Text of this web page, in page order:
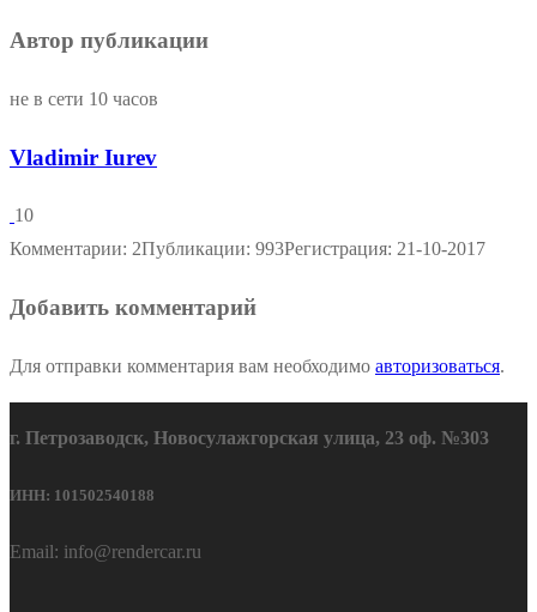
Автор публикации
не в сети 10 часов
Vladimir Iurev
10
Комментарии: 2Публикации: 993Регистрация: 21-10-2017
Добавить комментарий
Для отправки комментария вам необходимо авторизоваться.
г. Петрозаводск, Новосулажгорская улица, 23 оф. №303
ИНН: 101502540188
Email: info@rendercar.ru